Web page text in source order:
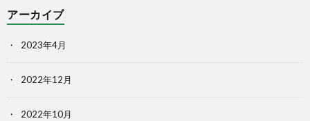
アーカイブ
2023年4月
2022年12月
2022年10月